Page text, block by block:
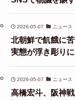
2026-05-07 ニュース
北朝鮮で飢餓に
実態が浮き彫りに
2026-05-07 ニュース
高橋宏斗、阪神